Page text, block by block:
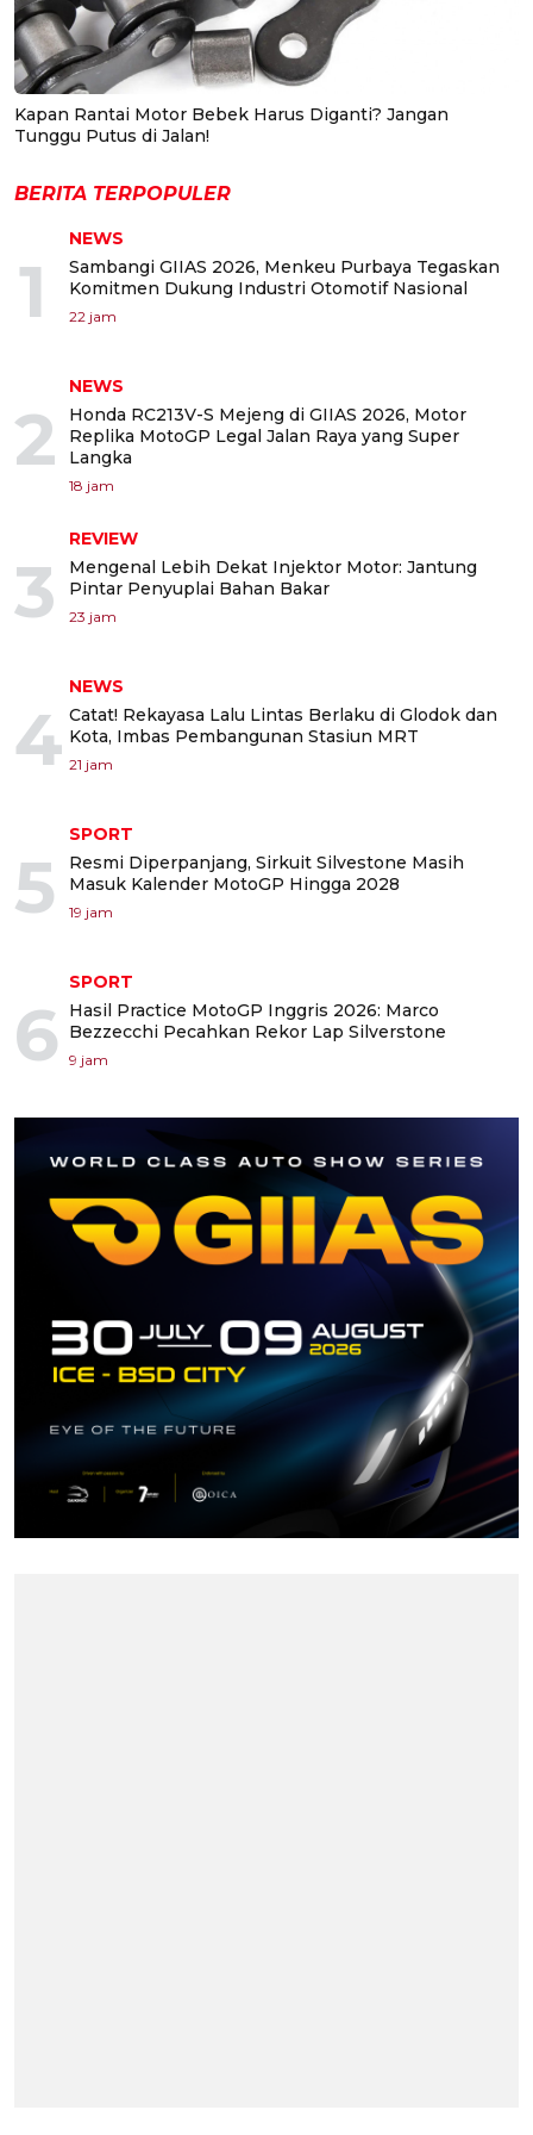
Kapan Rantai Motor Bebek Harus Diganti? Jangan
Tunggu Putus di Jalan!
BERITA TERPOPULER
1
NEWS
Sambangi GIIAS 2026, Menkeu Purbaya Tegaskan
Komitmen Dukung Industri Otomotif Nasional
22 jam
2
NEWS
Honda RC213V-S Mejeng di GIIAS 2026, Motor
Replika MotoGP Legal Jalan Raya yang Super
Langka
18 jam
3
REVIEW
Mengenal Lebih Dekat Injektor Motor: Jantung
Pintar Penyuplai Bahan Bakar
23 jam
4
NEWS
Catat! Rekayasa Lalu Lintas Berlaku di Glodok dan
Kota, Imbas Pembangunan Stasiun MRT
21 jam
5
SPORT
Resmi Diperpanjang, Sirkuit Silvestone Masih
Masuk Kalender MotoGP Hingga 2028
19 jam
6
SPORT
Hasil Practice MotoGP Inggris 2026: Marco
Bezzecchi Pecahkan Rekor Lap Silverstone
9 jam